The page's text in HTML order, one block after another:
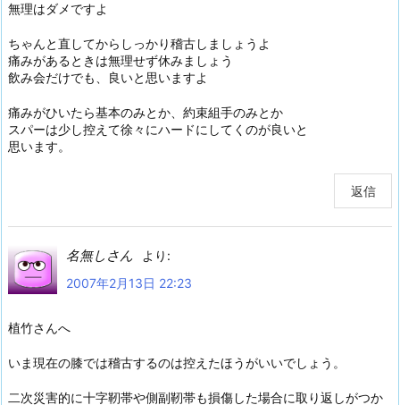
無理はダメですよ
ちゃんと直してからしっかり稽古しましょうよ
痛みがあるときは無理せず休みましょう
飲み会だけでも、良いと思いますよ
痛みがひいたら基本のみとか、約束組手のみとか
スパーは少し控えて徐々にハードにしてくのが良いと
思います。
返信
名無しさん
より:
2007年2月13日 22:23
植竹さんへ
いま現在の膝では稽古するのは控えたほうがいいでしょう。
二次災害的に十字靭帯や側副靭帯も損傷した場合に取り返しがつか